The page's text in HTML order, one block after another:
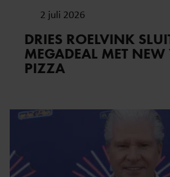
2 juli 2026
DRIES ROELVINK
MEGADEAL MET NEW
PIZZA